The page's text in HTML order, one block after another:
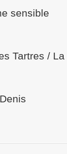
sensible
Tartres /